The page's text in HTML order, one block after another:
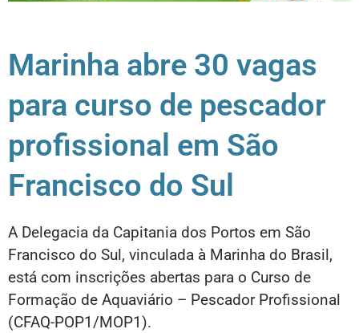
Marinha abre 30 vagas
para curso de pescador
profissional em São
Francisco do Sul
A Delegacia da Capitania dos Portos em São
Francisco do Sul, vinculada à Marinha do Brasil,
está com inscrições abertas para o Curso de
Formação de Aquaviário – Pescador Profissional
(CFAQ-POP1/MOP1).